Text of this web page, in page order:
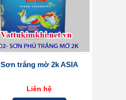
Sơn trắng mờ 2k ASIA
Liên hệ